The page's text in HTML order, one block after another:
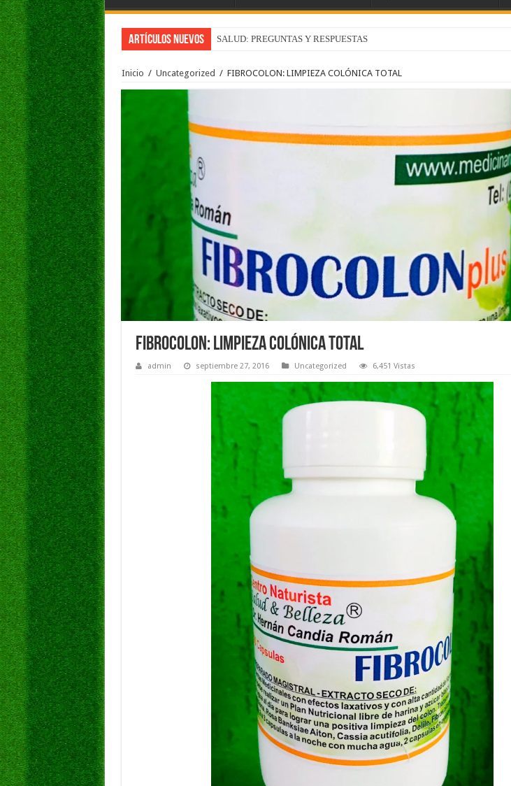
Artículos Nuevos SALUD: PREGUNTAS Y RESPUESTAS
Inicio / Uncategorized / FIBROCOLON: LIMPIEZA COLÓNICA TOTAL
FIBROCOLON: LIMPIEZA COLÓNICA TOTAL
admin septiembre 27, 2016 Uncategorized 6,451 Vistas